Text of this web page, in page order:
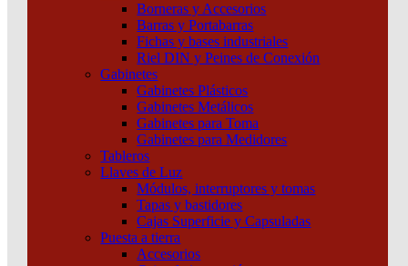
Borneras y Accesorios
Barras y Portabarras
Fichas y bases industriales
Riel DIN y Peines de Conexión
Gabinetes
Gabinetes Plásticos
Gabinetes Metálicos
Gabinetes para Toma
Gabinetes para Medidores
Tableros
Llaves de Luz
Módulos, interruptores y tomas
Tapas y bastidores
Cajas Superficie y Capsuladas
Puesta a tierra
Accesorios